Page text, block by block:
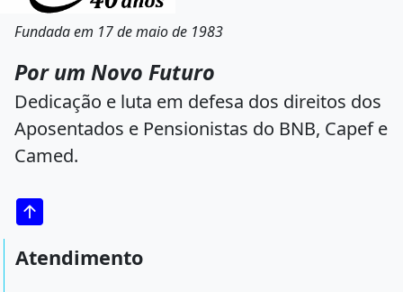
Fundada em 17 de maio de 1983
Por um Novo Futuro
Dedicação e luta em defesa dos direitos dos
Aposentados e Pensionistas do BNB, Capef e
Camed.
Atendimento